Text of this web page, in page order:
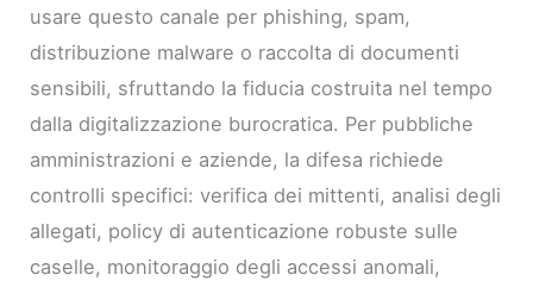
usare questo canale per phishing, spam,
distribuzione malware o raccolta di documenti
sensibili, sfruttando la fiducia costruita nel tempo
dalla digitalizzazione burocratica. Per pubbliche
amministrazioni e aziende, la difesa richiede
controlli specifici: verifica dei mittenti, analisi degli
allegati, policy di autenticazione robuste sulle
caselle, monitoraggio degli accessi anomali,